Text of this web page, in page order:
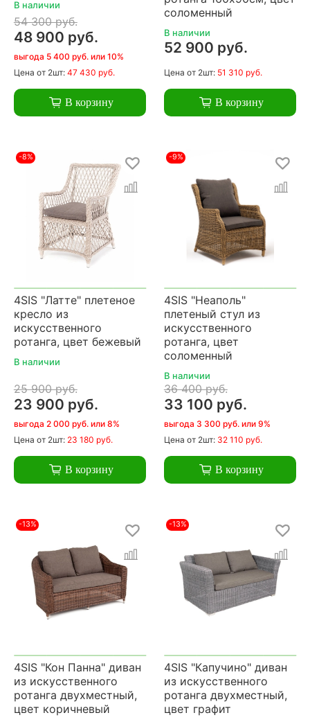
В наличии
54 300 руб.
48 900 руб.
выгода 5 400 руб. или 10%
Цена от 2шт: 47 430 руб.
В корзину
соломенный
В наличии
52 900 руб.
Цена от 2шт: 51 310 руб.
В корзину
-8%
4SIS "Латте" плетеное
кресло из
искусственного
ротанга, цвет бежевый
В наличии
25 900 руб.
23 900 руб.
выгода 2 000 руб. или 8%
Цена от 2шт: 23 180 руб.
В корзину
-9%
4SIS "Неаполь"
плетеный стул из
искусственного
ротанга, цвет
соломенный
В наличии
36 400 руб.
33 100 руб.
выгода 3 300 руб. или 9%
Цена от 2шт: 32 110 руб.
В корзину
-13%
4SIS "Кон Панна" диван
из искусственного
ротанга двухместный,
цвет коричневый
-13%
4SIS "Капучино" диван
из искусственного
ротанга двухместный,
цвет графит